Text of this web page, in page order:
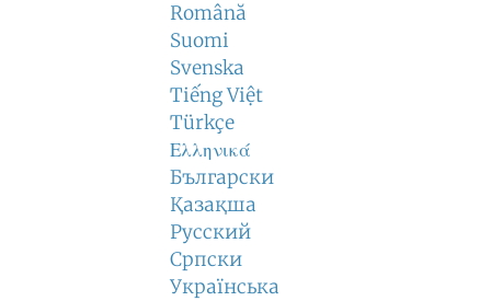
Română
Suomi
Svenska
Tiếng Việt
Türkçe
Ελληνικά
Български
Қазақша
Русский
Српски
Українська